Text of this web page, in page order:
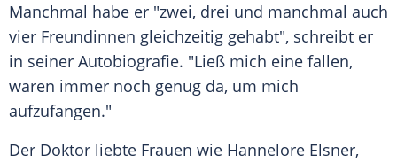
Manchmal habe er "zwei, drei und manchmal auch
vier Freundinnen gleichzeitig gehabt", schreibt er
in seiner Autobiografie. "Ließ mich eine fallen,
waren immer noch genug da, um mich
aufzufangen."
Der Doktor liebte Frauen wie Hannelore Elsner,